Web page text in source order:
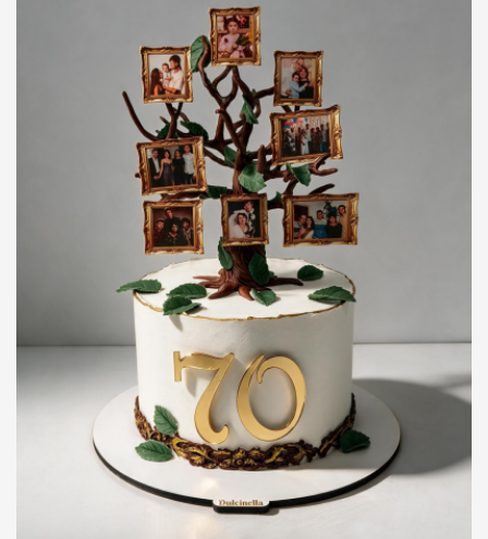
Colaci
Umpluturi
Candy Bar
Macarons personalizat
CakePops personalizat
Cupcake personalizat
Biscuiți personalizați
Prajituri
Ciocolată
Desert
Macarons
Croissants & muffins
Biscuiţi